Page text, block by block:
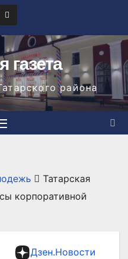
газета
района
Татарская
корпоративной
Дзен.Новости